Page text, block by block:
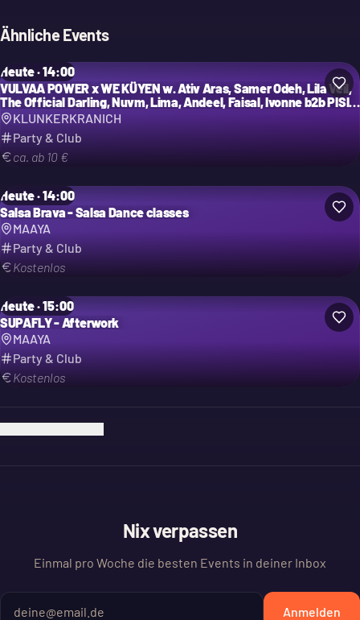
Ähnliche Events
Heute · 14:00
VULVAA POWER x WE KÜYEN w. Ativ Aras, Samer Odeh, Lila Veil,
The Official Darling, Nuvm, Lima, Andeel, Faisal, Ivonne b2b PISI,
LFKN B2B AP Solis uvm.
KLUNKERKRANICH
Party & Club
ca. ab 10 €
Heute · 14:00
Salsa Brava - Salsa Dance classes
MAAYA
Party & Club
Kostenlos
Heute · 15:00
SUPAFLY - Afterwork
MAAYA
Party & Club
Kostenlos
Nix verpassen
Einmal pro Woche die besten Events in deiner Inbox
Anmelden